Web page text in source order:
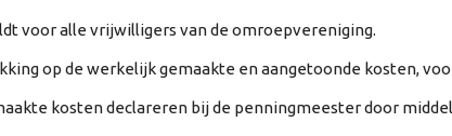
voor alle vrijwilligers van de omroepvereniging.
op de werkelijk gemaakte en aangetoonde kosten,
kosten declareren bij de penningmeester door